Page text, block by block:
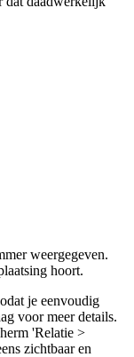
weergegeven.
hoort.
je eenvoudig
voor meer details.
'Relatie >
zichtbaar en